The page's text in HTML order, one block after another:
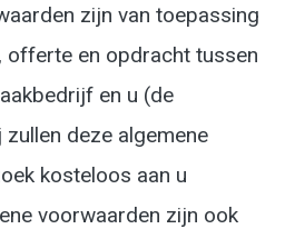
zijn van toepassing
offerte en opdracht tussen
en u (de
deze algemene
kosteloos aan u
voorwaarden zijn ook